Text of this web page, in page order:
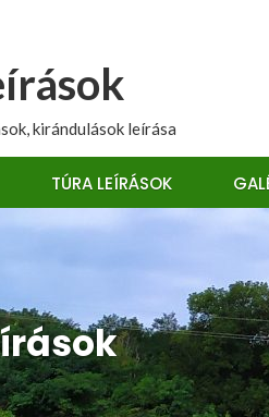
kirándulások leírása
TÚRA LEÍRÁSOK